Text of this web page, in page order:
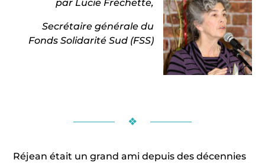
par Lucie Fréchette,
Secrétaire générale du
Fonds Solidarité Sud (FSS)
❖
Réjean était un grand ami depuis des décennies